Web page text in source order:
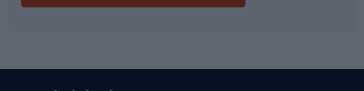
Abbigliamento da escursionismo
Componenti per biciclette